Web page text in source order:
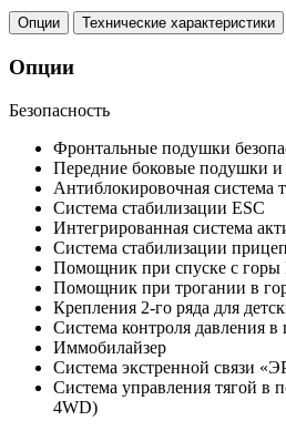
Опции Технические характеристики
Опции
Безопасность
Фронтальные подушки
Передние боковые подушки и
Антиблокировочная система
Система стабилизации ESC
Интегрированная система
Система стабилизации
Помощник при спуске с горы
Помощник при трогании в
Крепления 2-го ряда для
Система контроля давления
Иммобилайзер
Система экстренной связи
Система управления тягой в
4WD)